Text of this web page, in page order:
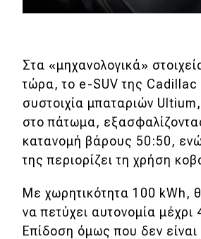
Στα «μηχανολογικά»
τώρα, το e-SUV της Cadillac
συστοιχία μπαταριών
στο πάτωμα,
κατανομή βάρους 50:50,
της περιορίζει τη χρήση
Με χωρητικότητα 100 kWh,
να πετύχει αυτονομία μέχρι
Επίδοση όμως που δεν είναι